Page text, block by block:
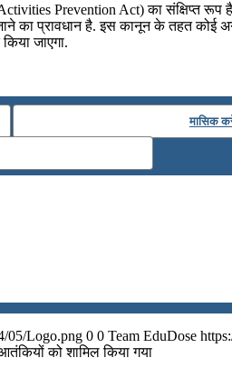
Prevention Act) का संक्षिप्त रूप
का प्रावधान है. इस कानून के तहत
जाएगा.
मासिक
05/Logo.png 0 0 Team EduDose
को शामिल किया गया